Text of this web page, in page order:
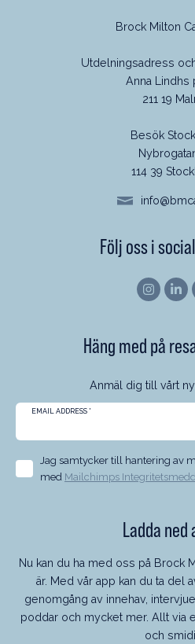
Brock Milton
Utdelningsadress
Anna Lindhs
211 19
Besök
114 39
Följ oss i
Häng med på
Anmäl dig till vårt
EMAIL ADDRESS *
Jag samtycker till hantering av
med Mailchimps
Ladda ned
Nu kan du ha med oss på Brock
är. Med vår app kan du ta del
genomgång av innehav,
poddar och mycket mer. Allt via
och